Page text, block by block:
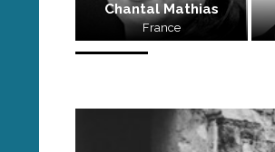
Chantal Mathias
France